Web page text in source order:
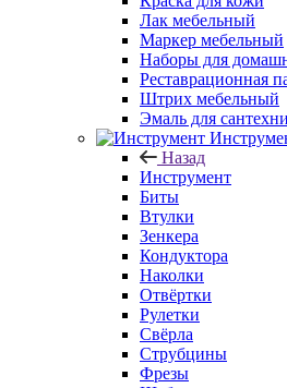
Лак мебельный
Маркер мебельный
Наборы для
Реставрационная
Штрих мебельный
Эмаль для
Назад
Инструмент
Биты
Втулки
Зенкера
Кондуктора
Наколки
Отвёртки
Рулетки
Свёрла
Струбцины
Фрезы